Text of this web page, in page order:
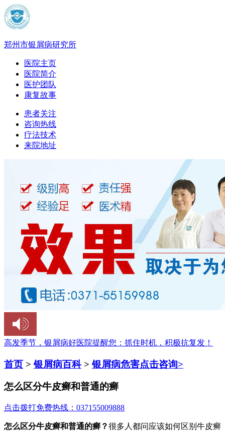
郑州市银屑病研究所
医院主页
医院简介
医护团队
康复故事
患者关注
咨询热线
疗法技术
来院地址
高发季节，银屑病好医院提醒您： 抓住时机，积极抗复发！
首页 >银屑病百科>银屑病危害点击咨询>
怎么区分牛皮癣和普通的癣
点击拨打免费热线：037155009888
怎么区分牛皮癣和普通的癣？很多人都问应该如何区别牛皮癣